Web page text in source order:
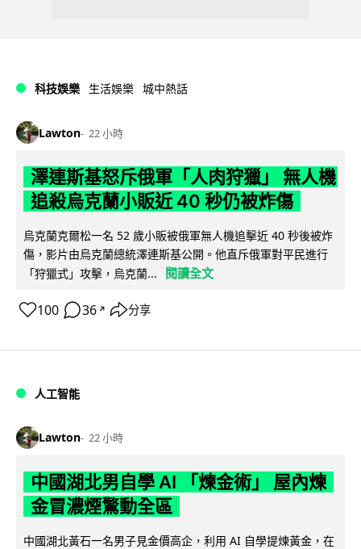
科技娛樂 生活娛樂 城中熱話
Lawton 22 小時
澤連斯基怒斥俄軍「人肉狩獵」 無人機
追殺烏克蘭小販近 40 秒仍被炸傷
烏克蘭克爾松一名 52 歲小販被俄軍無人機追擊近 40 秒後被炸
傷，影片由烏克蘭總統澤連斯基公開。他直斥俄軍對平民進行
「狩獵式」攻擊，烏克蘭...
閱讀全文
100 36 ↗ 分享
人工智能
Lawton 22 小時
中國湖北男自學 AI 「煉金術」 屋內煉
金冒濃煙驚動全區
中國湖北黃石一名男子見金價高企，利用 AI 自學提煉黃金，在